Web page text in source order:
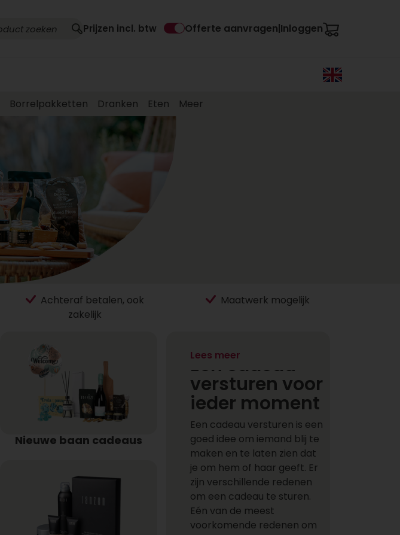
Prijzen incl. btw Offerte aanvragen Inloggen
Borrelpakketten Dranken Eten Meer
Achteraf betalen, ook
zakelijk
Maatwerk mogelijk
Nieuwe baan cadeaus
Een cadeau
versturen voor
ieder moment
Een cadeau versturen is een
goed idee om iemand blij te
maken en te laten zien dat
je om hem of haar geeft. Er
zijn verschillende redenen
om een cadeau te sturen.
Eén van de meest
voorkomende redenen om
Lees meer